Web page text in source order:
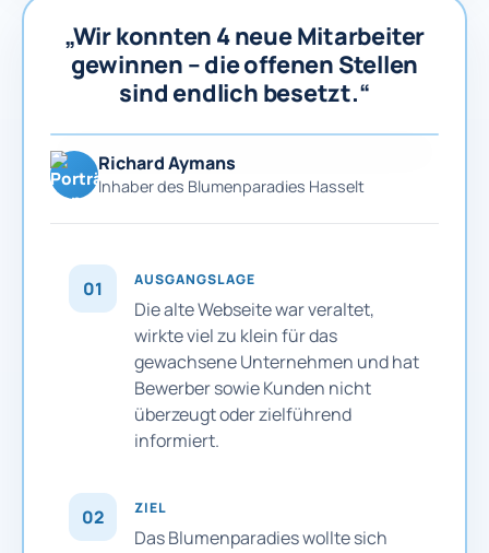
„Wir konnten 4 neue Mitarbeiter
gewinnen – die offenen Stellen
sind endlich besetzt.“
Richard Aymans
Inhaber des Blumenparadies Hasselt
01 AUSGANGSLAGE
Die alte Webseite war veraltet,
wirkte viel zu klein für das
gewachsene Unternehmen und hat
Bewerber sowie Kunden nicht
überzeugt oder zielführend
informiert.
02 ZIEL
Das Blumenparadies wollte sich